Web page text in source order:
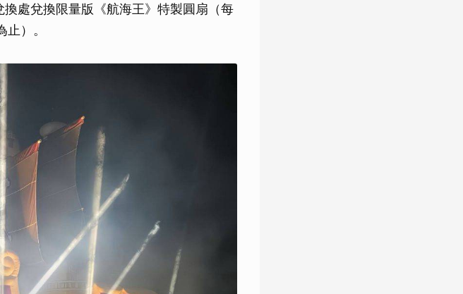
處兌換限量版《航海王》特製圓扇（每
）。